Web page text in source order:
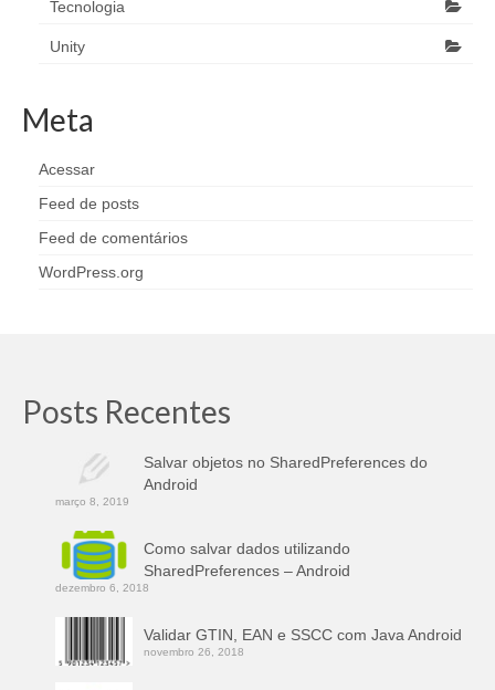
Tecnologia
Unity
Meta
Acessar
Feed de posts
Feed de comentários
WordPress.org
Posts Recentes
Salvar objetos no SharedPreferences do
Android
março 8, 2019
Como salvar dados utilizando
SharedPreferences – Android
dezembro 6, 2018
Validar GTIN, EAN e SSCC com Java Android
novembro 26, 2018